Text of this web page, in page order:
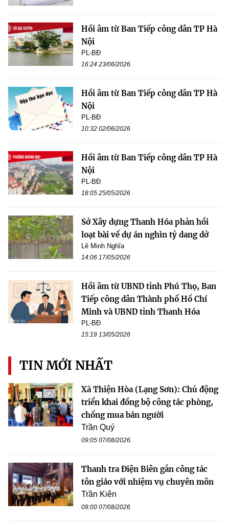
Hồi âm từ Ban Tiếp công dân TP Hà
Nội
PL-BĐ
16:24 23/06/2026
Hồi âm từ Ban Tiếp công dân TP Hà
Nội
PL-BĐ
10:32 02/06/2026
Hồi âm từ Ban Tiếp công dân TP Hà
Nội
PL-BĐ
18:05 25/05/2026
Sở Xây dựng Thanh Hóa phản hồi
loạt bài về dự án nghìn tỷ dang dở
Lê Minh Nghĩa
14:06 17/05/2026
Hồi âm từ UBND tỉnh Phú Thọ, Ban
Tiếp công dân Thành phố Hồ Chí
Minh và UBND tỉnh Thanh Hóa
PL-BĐ
15:19 13/05/2026
TIN MỚI NHẤT
Xã Thiện Hòa (Lạng Sơn): Chủ động
triển khai đồng bộ công tác phòng,
chống mua bán người
Trần Quý
09:05 07/08/2026
Thanh tra Điện Biên gắn công tác
tôn giáo với nhiệm vụ chuyên môn
Trần Kiên
09:00 07/08/2026